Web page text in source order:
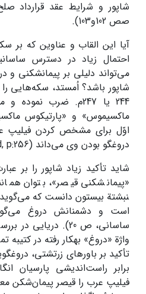
شاپور و شرایط عقد قرارداد
صص 102و103).
آیا این القاب و عناوین که
احتمال زیاد در دسترس
می‌تواند دلیلی بر پیمان­شکنی و
شاپور باشد؟ اُمستد، سکه‌هایی
244 یا 247­م. ضرب
ماکسیموس» و «پارتیکوس
اوّل برای مشخص کردن فیلیپ
دروغگو بودن وی می‌داند (Olmstead, p:256).
شاید تأکید زیاد شاپور را بر
نبشتة بیستون دانست که
است و دشمنانش دروغ
ساسانی، ص 20).
واژة «دروغ» به­کار رفته در کتیبه
تأکید بر باورهای زرتشتی،
برابر راست‌اندیشی پارسیان
فیلیپ عرب را قیصر پیمان‌شکن